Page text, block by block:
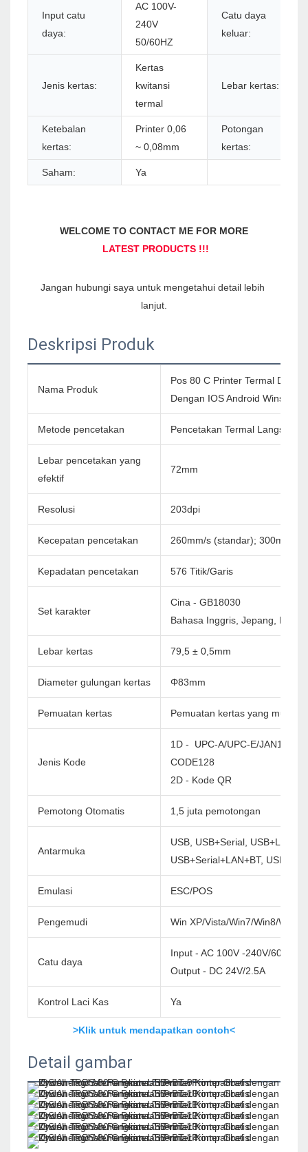
Input catu
daya:
AC 100V-
240V
50/60HZ
Catu daya
keluar:
Jenis kertas:
Kertas
kwitansi
termal
Lebar kertas:
Ketebalan
kertas:
Printer 0,06
~ 0,08mm
Potongan
kertas:
Saham: Ya
Jangan hubungi saya untuk mengetahui detail lebih
Deskripsi Produk
Nama Produk
Pos 80 C Printer Termal
Dengan IOS Android Wins
Metode pencetakan Pencetakan Termal Langsung
Lebar pencetakan yang
efektif
72mm
Resolusi 203dpi
Kecepatan pencetakan 260mm/s (standar); 300mm/s
Kepadatan pencetakan 576 Titik/Garis
Set karakter
Cina - GB18030
Bahasa Inggris, Jepang,
Lebar kertas 79,5 ± 0,5mm
Diameter gulungan kertas Φ83mm
Pemuatan kertas Pemuatan kertas yang mudah
Jenis Kode
1D - UPC-A/UPC-E/
CODE128
2D - Kode QR
Pemotong Otomatis 1,5 juta pemotongan
Antarmuka
USB, USB+Serial, USB+LAN,
USB+Serial+LAN+BT,
Emulasi ESC/POS
Pengemudi Win XP/Vista/Win7/Win8/
Catu daya
Input - AC 100V -240V/60Hz
Output - DC 24V/2.5A
Kontrol Laci Kas Ya
>Klik untuk mendapatkan contoh<
Detail gambar